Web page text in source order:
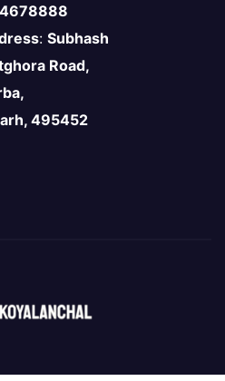
: Subhash
Road,
495452